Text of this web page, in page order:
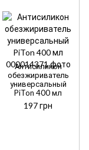
Антисиликон
обезжириватель
универсальный
PiTon 400 мл
197 грн